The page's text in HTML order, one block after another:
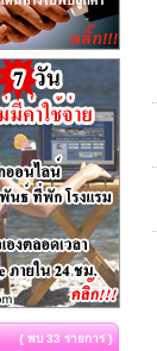
{ พบ 33 รายการ }